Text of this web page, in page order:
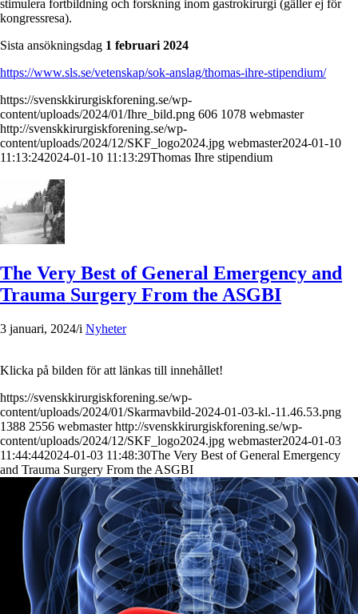
stimulera fortbildning och forskning inom gastrokirurgi (gäller ej för
kongressresa).
Sista ansökningsdag 1 februari 2024
https://www.sls.se/vetenskap/sok-anslag/thomas-ihre-stipendium/
https://svenskkirurgiskforening.se/wp-
content/uploads/2024/01/Ihre_bild.png 606 1078 webmaster
http://svenskkirurgiskforening.se/wp-
content/uploads/2024/12/SKF_logo2024.jpg webmaster2024-01-10
11:13:242024-01-10 11:13:29Thomas Ihre stipendium
The Very Best of General Emergency and
Trauma Surgery From the ASGBI
3 januari, 2024/i Nyheter
Klicka på bilden för att länkas till innehållet!
https://svenskkirurgiskforening.se/wp-
content/uploads/2024/01/Skarmavbild-2024-01-03-kl.-11.46.53.png
1388 2556 webmaster http://svenskkirurgiskforening.se/wp-
content/uploads/2024/12/SKF_logo2024.jpg webmaster2024-01-03
11:44:442024-01-03 11:48:30The Very Best of General Emergency
and Trauma Surgery From the ASGBI